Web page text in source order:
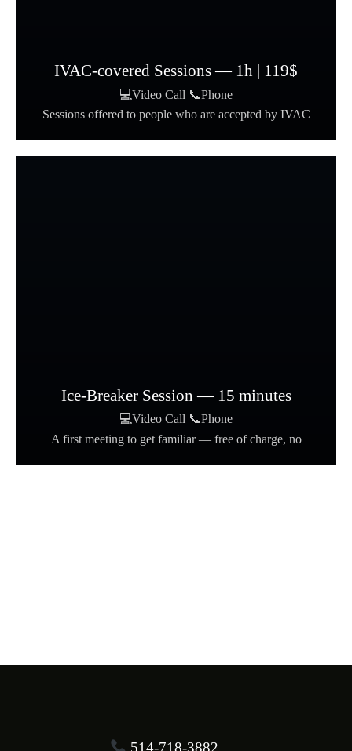
IVAC-covered Sessions — 1h | 119$
💻Video Call 📞Phone
Sessions offered to people who are accepted by IVAC
Ice-Breaker Session — 15 minutes
💻Video Call 📞Phone
A first meeting to get familiar — free of charge, no
514-718-3882